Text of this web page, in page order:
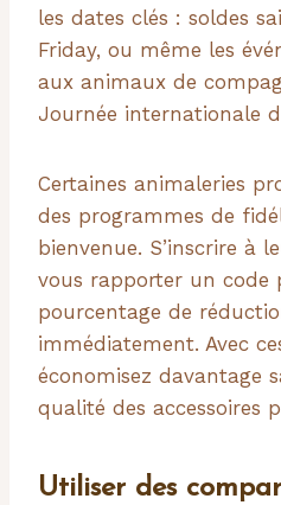
les dates clés : soldes
Friday, ou même les
aux animaux de
Journée internationale
Certaines animaleries
des programmes de
bienvenue. S’inscrire à
vous rapporter un code
pourcentage de
immédiatement. Avec
économisez davantage
qualité des accessoires
Utiliser des